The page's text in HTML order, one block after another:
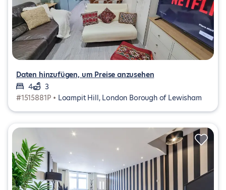
Daten hinzufügen, um Preise anzusehen
4
3
#1515881P • Loampit Hill, London Borough of Lewisham